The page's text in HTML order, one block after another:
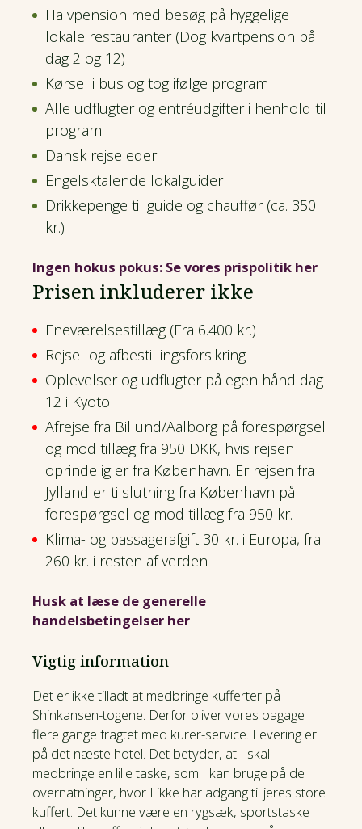
Halvpension med besøg på hyggelige
lokale restauranter (Dog kvartpension på
dag 2 og 12)
Kørsel i bus og tog ifølge program
Alle udflugter og entréudgifter i henhold til
program
Dansk rejseleder
Engelsktalende lokalguider
Drikkepenge til guide og chauffør (ca. 350
kr.)
Ingen hokus pokus: Se vores prispolitik her
Prisen inkluderer ikke
Eneværelsestillæg (Fra 6.400 kr.)
Rejse- og afbestillingsforsikring
Oplevelser og udflugter på egen hånd dag
12 i Kyoto
Afrejse fra Billund/Aalborg på forespørgsel
og mod tillæg fra 950 DKK, hvis rejsen
oprindelig er fra København. Er rejsen fra
Jylland er tilslutning fra København på
forespørgsel og mod tillæg fra 950 kr.
Klima- og passagerafgift 30 kr. i Europa, fra
260 kr. i resten af verden
Husk at læse de generelle
handelsbetingelser her
Vigtig information
Det er ikke tilladt at medbringe kufferter på
Shinkansen-togene. Derfor bliver vores bagage
flere gange fragtet med kurer-service. Levering er
på det næste hotel. Det betyder, at I skal
medbringe en lille taske, som I kan bruge på de
overnatninger, hvor I ikke har adgang til jeres store
kuffert. Det kunne være en rygsæk, sportstaske